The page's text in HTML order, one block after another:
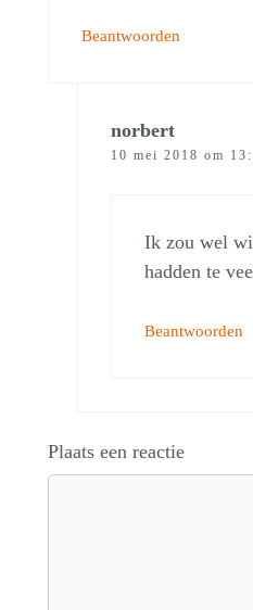
Beantwoorden
norbert
10 mei 2018 om
Ik zou wel
hadden te
Beantwoorden
Plaats een reactie